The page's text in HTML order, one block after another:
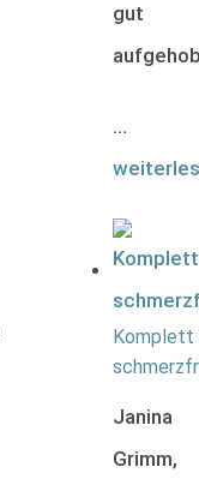
gut
...
Komplett
Janina
Grimm,